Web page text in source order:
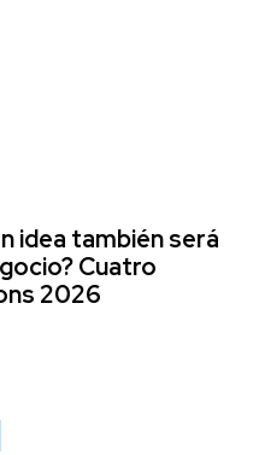
idea también será
Cuatro
2026